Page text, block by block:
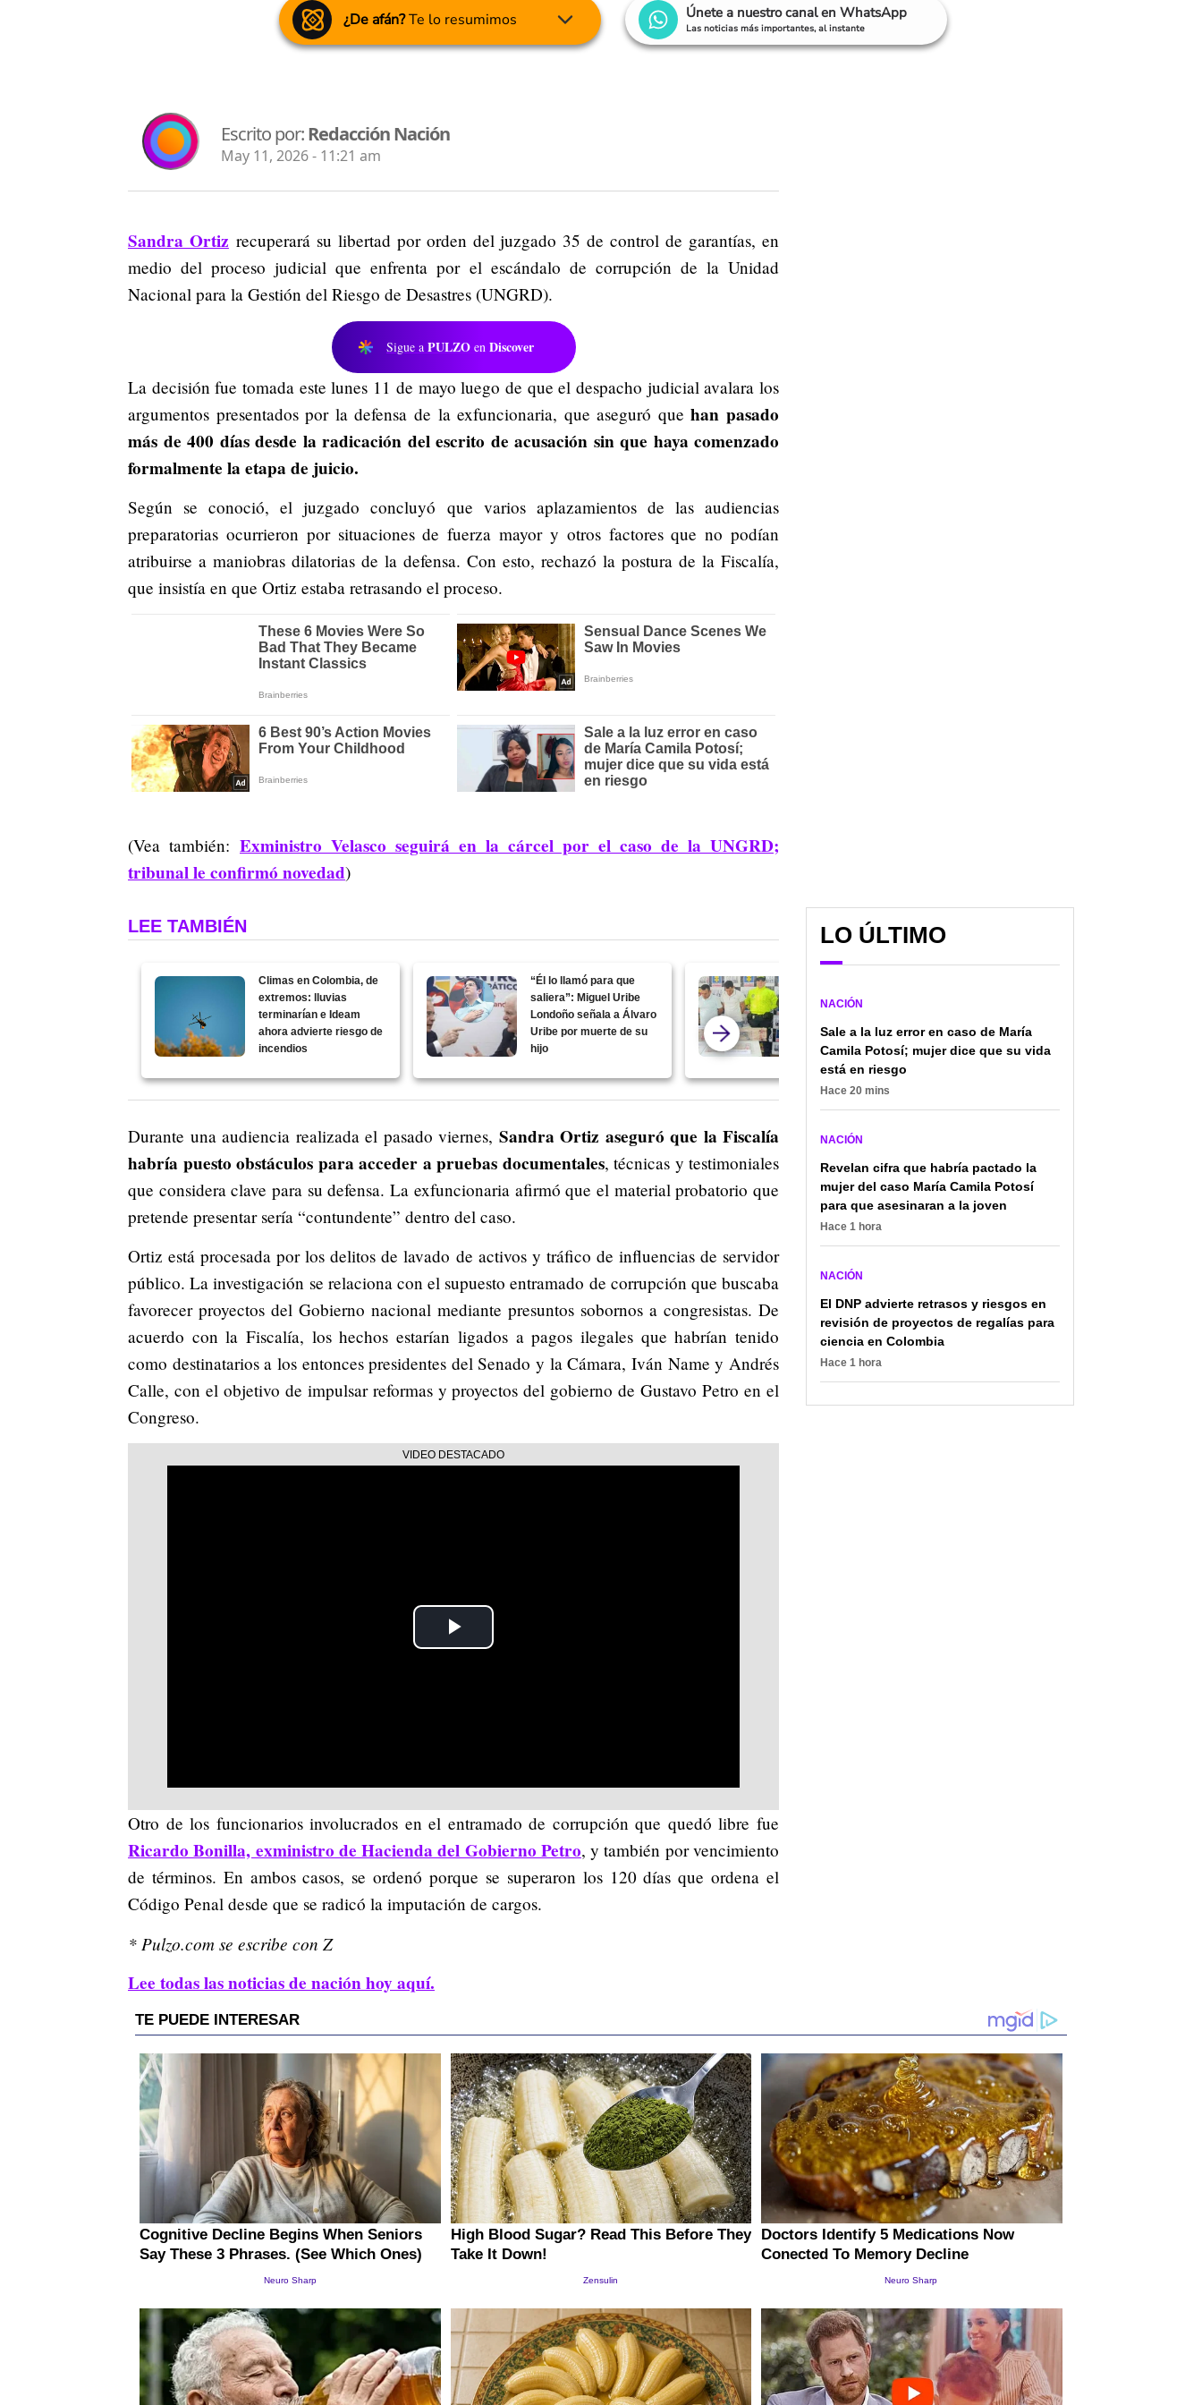
¿De afán?Te lo resumimos Únete a nuestro canal en WhatsApp
Las noticias más importantes, al instante
Escrito por:Redacción Nación
May 11, 2026 - 11:21 am
Sandra Ortiz recuperará su libertad por orden del juzgado 35 de control de garantías, en
medio del proceso judicial que enfrenta por el escándalo de corrupción de la Unidad
Nacional para la Gestión del Riesgo de Desastres (UNGRD).
Sigue a PULZO en Discover
La decisión fue tomada este lunes 11 de mayo luego de que el despacho judicial avalara los
argumentos presentados por la defensa de la exfuncionaria, que aseguró que han pasado
más de 400 días desde la radicación del escrito de acusación sin que haya comenzado
formalmente la etapa de juicio.
Según se conoció, el juzgado concluyó que varios aplazamientos de las audiencias
preparatorias ocurrieron por situaciones de fuerza mayor y otros factores que no podían
atribuirse a maniobras dilatorias de la defensa. Con esto, rechazó la postura de la Fiscalía,
que insistía en que Ortiz estaba retrasando el proceso.
(Vea también: Exministro Velasco seguirá en la cárcel por el caso de la UNGRD;
tribunal le confirmó novedad)
LEE TAMBIÉN
Climas en Colombia, de
extremos: lluvias
terminarían e Ideam
ahora advierte riesgo de
incendios
“Él lo llamó para que
saliera”: Miguel Uribe
Londoño señala a Álvaro
Uribe por muerte de su
hijo
traición: el giro
Morrongo revela una
millonaria deuda oculta
Durante una audiencia realizada el pasado viernes, Sandra Ortiz aseguró que la Fiscalía
habría puesto obstáculos para acceder a pruebas documentales, técnicas y testimoniales
que considera clave para su defensa. La exfuncionaria afirmó que el material probatorio que
pretende presentar sería “contundente” dentro del caso.
Ortiz está procesada por los delitos de lavado de activos y tráfico de influencias de servidor
público. La investigación se relaciona con el supuesto entramado de corrupción que buscaba
favorecer proyectos del Gobierno nacional mediante presuntos sobornos a congresistas. De
acuerdo con la Fiscalía, los hechos estarían ligados a pagos ilegales que habrían tenido
como destinatarios a los entonces presidentes del Senado y la Cámara, Iván Name y Andrés
Calle, con el objetivo de impulsar reformas y proyectos del gobierno de Gustavo Petro en el
Congreso.
Play
Otro de los funcionarios involucrados en el entramado de corrupción que quedó libre fue
Ricardo Bonilla, exministro de Hacienda del Gobierno Petro, y también por vencimiento
de términos. En ambos casos, se ordenó porque se superaron los 120 días que ordena el
Código Penal desde que se radicó la imputación de cargos.
* Pulzo.com se escribe con Z
Lee todas las noticias de nación hoy aquí.
LO ÚLTIMO
NACIÓN
Sale a la luz error en caso de María
Camila Potosí; mujer dice que su vida
está en riesgo
Hace 20 mins
NACIÓN
Revelan cifra que habría pactado la
mujer del caso María Camila Potosí
para que asesinaran a la joven
Hace 1 hora
NACIÓN
El DNP advierte retrasos y riesgos en
revisión de proyectos de regalías para
ciencia en Colombia
Hace 1 hora